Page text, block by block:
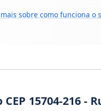
sobre como funciona o
15704-216 -